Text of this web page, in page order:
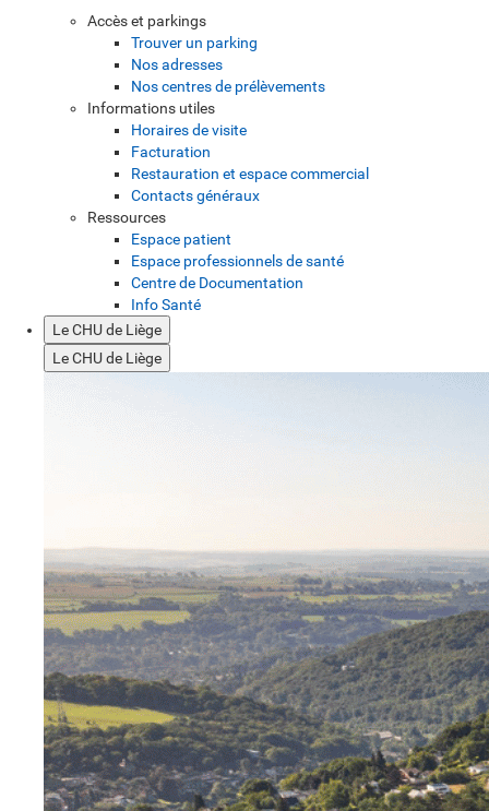
Accès et parkings
Trouver un parking
Nos adresses
Nos centres de prélèvements
Informations utiles
Horaires de visite
Facturation
Restauration et espace commercial
Contacts généraux
Ressources
Espace patient
Espace professionnels de santé
Centre de Documentation
Info Santé
Le CHU de Liège
Le CHU de Liège